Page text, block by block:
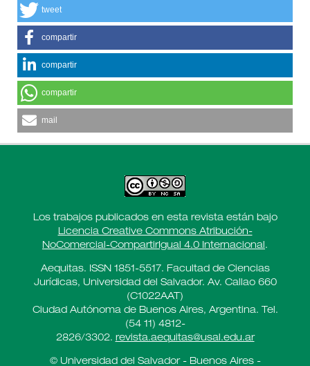
tweet
compartir
compartir
compartir
mail
Los trabajos publicados en esta revista están bajo
Licencia Creative Commons Atribución-
NoComercial-CompartirIgual 4.0 Internacional .
Aequitas. ISSN 1851-5517. Facultad de Ciencias
Jurídicas, Universidad del Salvador. Av. Callao 660
(C1022AAT)
Ciudad Autónoma de Buenos Aires, Argentina. Tel.
(54 11) 4812-
2826/3302. revista.aequitas@usal.edu.ar
© Universidad del Salvador - Buenos Aires -